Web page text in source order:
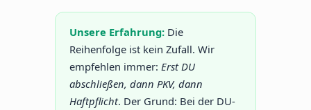
Unsere Erfahrung: Die
Reihenfolge ist kein Zufall. Wir
empfehlen immer: Erst DU
abschließen, dann PKV, dann
Haftpflicht. Der Grund: Bei der DU-